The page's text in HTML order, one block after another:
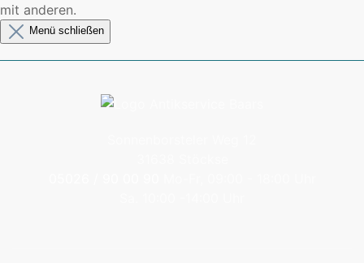
mit anderen.
Menü schließen